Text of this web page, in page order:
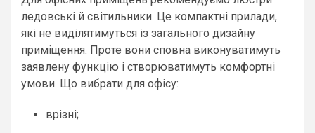
ледовські й світильники. Це компактні прилади,
які не виділятимуться із загального дизайну
приміщення. Проте вони сповна виконуватимуть
заявлену функцію і створюватимуть комфортні
умови. Що вибрати для офісу:
врізні;